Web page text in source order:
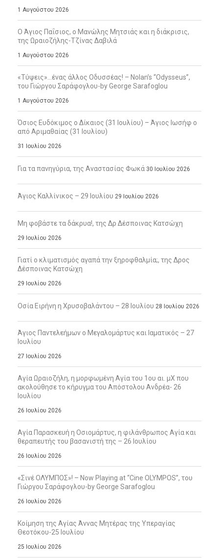
1 Αυγούστου 2026
Ο Άγιος Παΐσιος, ο Μανώλης Μητσιάς και η διάκρισις,
της Ωραιοζήλης-Τζίνας Δαβιλά
1 Αυγούστου 2026
«Τύψεις»…ένας άλλος Οδυσσέας! – Nolan’s “Odysseus”,
του Γιώργου Σαράφογλου-by George Sarafoglou
1 Αυγούστου 2026
Όσιος Ευδόκιμος ο Δίκαιος (31 Ιουλίου) – Άγιος Ιωσήφ ο
από Αριμαθαίας (31 Ιουλίου)
31 Ιουλίου 2026
Για τα πανηγύρια, της Αναστασίας Φωκά 30 Ιουλίου 2026
Άγιος Καλλίνικος – 29 Ιουλίου 29 Ιουλίου 2026
Μη φοβάστε τα δάκρυα!, της Δρ Δέσποινας Κατσώχη
29 Ιουλίου 2026
Γιατί ο κλιματισμός αγαπά την ξηροφθαλμία;, της Δρος
Δέσποινας Κατσώχη
29 Ιουλίου 2026
Οσία Ειρήνη η Χρυσοβαλάντου – 28 Ιουλίου 28 Ιουλίου 2026
Άγιος Παντελεήμων ο Μεγαλομάρτυς και Ιαματικός – 27
Ιουλίου
27 Ιουλίου 2026
Αγία Ωραιοζήλη, η μορφωμένη Αγία του 1ου αι. μΧ που
ακολούθησε το κήρυγμα του Απόστολου Ανδρέα- 26
Ιουλίου
26 Ιουλίου 2026
Αγία Παρασκευή η Οσιομάρτυς, η φιλάνθρωπος Αγία και
θεραπευτής του βασανιστή της – 26 Ιουλίου
26 Ιουλίου 2026
«Σινέ ΟΛΥΜΠΟΣ»! – Now Playing at “Cine OLYMPOS”, του
Γιώργου Σαράφογλου-by George Sarafoglou
26 Ιουλίου 2026
Κοίμηση της Αγίας Άννας Μητέρας της Υπεραγίας
Θεοτόκου-25 Ιουλίου
25 Ιουλίου 2026